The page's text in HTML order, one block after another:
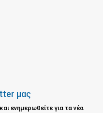
μας
ενημερωθείτε για τα νέα